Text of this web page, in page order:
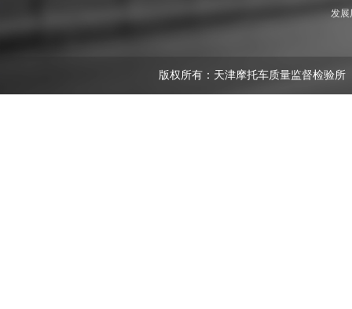
发展
版权所有：天津摩托车质量监督检